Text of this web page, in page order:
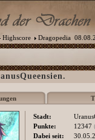
Highscore Dragopedia
Stadt:
Punkte:
12347
Dabei seit: